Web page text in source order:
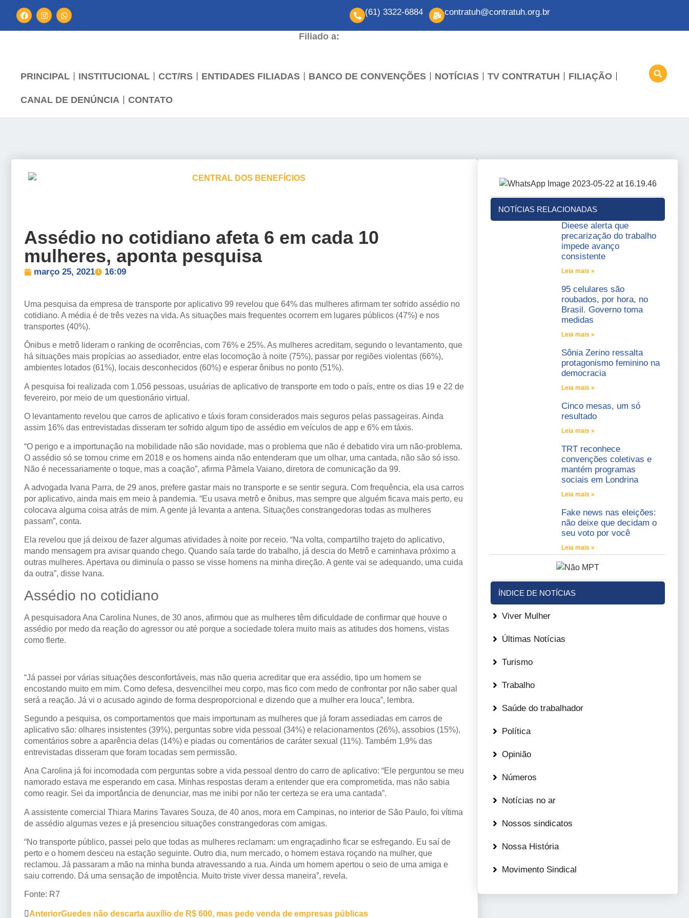
(61) 3322-6884 contratuh@contratuh.org.br
Filiado a:
PRINCIPAL INSTITUCIONAL CCT/RS ENTIDADES FILIADAS BANCO DE CONVENÇÕES NOTÍCIAS TV CONTRATUH FILIAÇÃO
CANAL DE DENÚNCIA CONTATO
Assédio no cotidiano afeta 6 em cada 10
mulheres, aponta pesquisa
março 25, 2021 16:09
Uma pesquisa da empresa de transporte por aplicativo 99 revelou que 64% das mulheres afirmam ter sofrido assédio no
cotidiano. A média é de três vezes na vida. As situações mais frequentes ocorrem em lugares públicos (47%) e nos
transportes (40%).
Ônibus e metrô lideram o ranking de ocorrências, com 76% e 25%. As mulheres acreditam, segundo o levantamento, que
há situações mais propícias ao assediador, entre elas locomoção à noite (75%), passar por regiões violentas (66%),
ambientes lotados (61%), locais desconhecidos (60%) e esperar ônibus no ponto (51%).
A pesquisa foi realizada com 1.056 pessoas, usuárias de aplicativo de transporte em todo o país, entre os dias 19 e 22 de
fevereiro, por meio de um questionário virtual.
O levantamento revelou que carros de aplicativo e táxis foram considerados mais seguros pelas passageiras. Ainda
assim 16% das entrevistadas disseram ter sofrido algum tipo de assédio em veículos de app e 6% em táxis.
“O perigo e a importunação na mobilidade não são novidade, mas o problema que não é debatido vira um não-problema.
O assédio só se tornou crime em 2018 e os homens ainda não entenderam que um olhar, uma cantada, não são só isso.
Não é necessariamente o toque, mas a coação”, afirma Pâmela Vaiano, diretora de comunicação da 99.
A advogada Ivana Parra, de 29 anos, prefere gastar mais no transporte e se sentir segura. Com frequência, ela usa carros
por aplicativo, ainda mais em meio à pandemia. “Eu usava metrô e ônibus, mas sempre que alguém ficava mais perto, eu
colocava alguma coisa atrás de mim. A gente já levanta a antena. Situações constrangedoras todas as mulheres
passam”, conta.
Ela revelou que já deixou de fazer algumas atividades à noite por receio. “Na volta, compartilho trajeto do aplicativo,
mando mensagem pra avisar quando chego. Quando saía tarde do trabalho, já descia do Metrô e caminhava próximo a
outras mulheres. Apertava ou diminuía o passo se visse homens na minha direção. A gente vai se adequando, uma cuida
da outra”, disse Ivana.
Assédio no cotidiano
A pesquisadora Ana Carolina Nunes, de 30 anos, afirmou que as mulheres têm dificuldade de confirmar que houve o
assédio por medo da reação do agressor ou até porque a sociedade tolera muito mais as atitudes dos homens, vistas
como flerte.
“Já passei por várias situações desconfortáveis, mas não queria acreditar que era assédio, tipo um homem se
encostando muito em mim. Como defesa, desvencilhei meu corpo, mas fico com medo de confrontar por não saber qual
será a reação. Já vi o acusado agindo de forma desproporcional e dizendo que a mulher era louca”, lembra.
Segundo a pesquisa, os comportamentos que mais importunam as mulheres que já foram assediadas em carros de
aplicativo são: olhares insistentes (39%), perguntas sobre vida pessoal (34%) e relacionamentos (26%), assobios (15%),
comentários sobre a aparência delas (14%) e piadas ou comentários de caráter sexual (11%). Também 1,9% das
entrevistadas disseram que foram tocadas sem permissão.
Ana Carolina já foi incomodada com perguntas sobre a vida pessoal dentro do carro de aplicativo: “Ele perguntou se meu
namorado estava me esperando em casa. Minhas respostas deram a entender que era comprometida, mas não sabia
como reagir. Sei da importância de denunciar, mas me inibi por não ter certeza se era uma cantada”.
A assistente comercial Thiara Marins Tavares Souza, de 40 anos, mora em Campinas, no interior de São Paulo, foi vítima
de assédio algumas vezes e já presenciou situações constrangedoras com amigas.
“No transporte público, passei pelo que todas as mulheres reclamam: um engraçadinho ficar se esfregando. Eu saí de
perto e o homem desceu na estação seguinte. Outro dia, num mercado, o homem estava roçando na mulher, que
reclamou. Já passaram a mão na minha bunda atravessando a rua. Ainda um homem apertou o seio de uma amiga e
saiu correndo. Dá uma sensação de impotência. Muito triste viver dessa maneira”, revela.
Fonte: R7
AnteriorGuedes não descarta auxílio de R$ 600, mas pede venda de empresas públicas
NOTÍCIAS RELACIONADAS
Dieese alerta que
precarização do trabalho
impede avanço
consistente
Leia mais »
95 celulares são
roubados, por hora, no
Brasil. Governo toma
medidas
Leia mais »
Sônia Zerino ressalta
protagonismo feminino na
democracia
Leia mais »
Cinco mesas, um só
resultado
Leia mais »
TRT reconhece
convenções coletivas e
mantém programas
sociais em Londrina
Leia mais »
Fake news nas eleições:
não deixe que decidam o
seu voto por você
Leia mais »
ÍNDICE DE NOTÍCIAS
Viver Mulher
Últimas Notícias
Turismo
Trabalho
Saúde do trabalhador
Política
Opinião
Números
Notícias no ar
Nossos sindicatos
Nossa História
Movimento Sindical